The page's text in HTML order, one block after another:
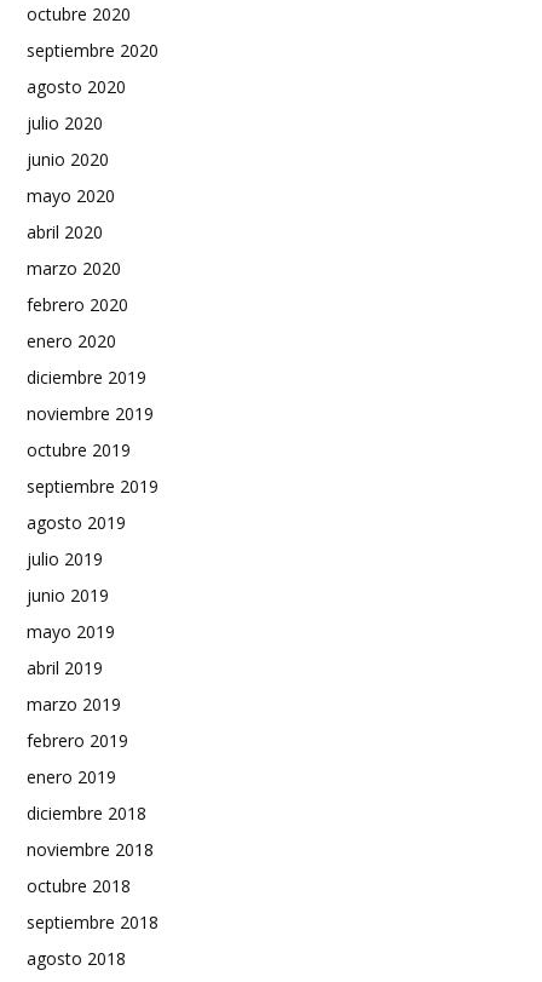
octubre 2020
septiembre 2020
agosto 2020
julio 2020
junio 2020
mayo 2020
abril 2020
marzo 2020
febrero 2020
enero 2020
diciembre 2019
noviembre 2019
octubre 2019
septiembre 2019
agosto 2019
julio 2019
junio 2019
mayo 2019
abril 2019
marzo 2019
febrero 2019
enero 2019
diciembre 2018
noviembre 2018
octubre 2018
septiembre 2018
agosto 2018